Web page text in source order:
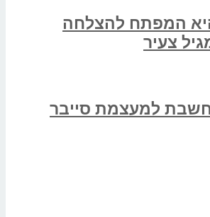
המפתח להצלחה
צעיר
למעצמת סייבר